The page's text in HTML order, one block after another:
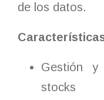
de los datos.
Gestión
stocks